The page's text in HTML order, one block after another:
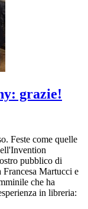
grazie!
Feste come quelle
pubblico di
Martucci e
che ha
in libreria: